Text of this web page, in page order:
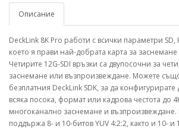
Описание
DeckLink 8K Pro работи с всички параметри SD,
което я прави най-добрата карта за
Четирите 12G-SDI връзки са двупосочни за
заснемане или възпроизвеждане. Можете също
безплатния DeckLink SDK, за да
всяка посока, формат или кадрова честота до
многоканално заснемане и възпроизвеждане.
поддържа 8- и 10-битов YUV 4:2:2, както и 10- и